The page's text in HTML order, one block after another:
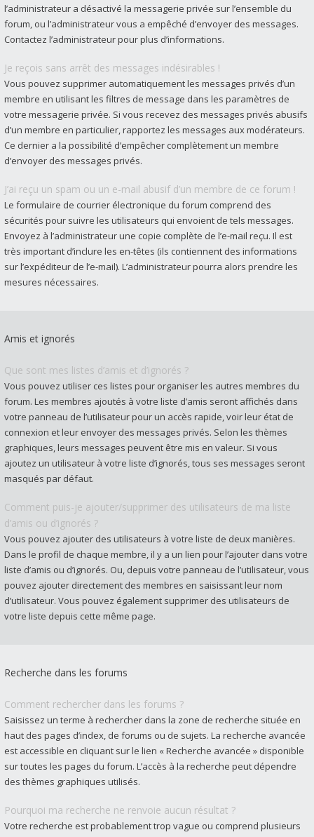
l’administrateur a désactivé la messagerie privée sur l’ensemble du
forum, ou l’administrateur vous a empêché d’envoyer des messages.
Contactez l’administrateur pour plus d’informations.
Je reçois sans arrêt des messages indésirables !
Vous pouvez supprimer automatiquement les messages privés d’un
membre en utilisant les filtres de message dans les paramètres de
votre messagerie privée. Si vous recevez des messages privés abusifs
d’un membre en particulier, rapportez les messages aux modérateurs.
Ce dernier a la possibilité d’empêcher complètement un membre
d’envoyer des messages privés.
J’ai reçu un spam ou un e-mail abusif d’un membre de ce forum !
Le formulaire de courrier électronique du forum comprend des
sécurités pour suivre les utilisateurs qui envoient de tels messages.
Envoyez à l’administrateur une copie complète de l’e-mail reçu. Il est
très important d’inclure les en-têtes (ils contiennent des informations
sur l’expéditeur de l’e-mail). L’administrateur pourra alors prendre les
mesures nécessaires.
Amis et ignorés
Que sont mes listes d’amis et d’ignorés ?
Vous pouvez utiliser ces listes pour organiser les autres membres du
forum. Les membres ajoutés à votre liste d’amis seront affichés dans
votre panneau de l’utilisateur pour un accès rapide, voir leur état de
connexion et leur envoyer des messages privés. Selon les thèmes
graphiques, leurs messages peuvent être mis en valeur. Si vous
ajoutez un utilisateur à votre liste d’ignorés, tous ses messages seront
masqués par défaut.
Comment puis-je ajouter/supprimer des utilisateurs de ma liste
d’amis ou d’ignorés ?
Vous pouvez ajouter des utilisateurs à votre liste de deux manières.
Dans le profil de chaque membre, il y a un lien pour l’ajouter dans votre
liste d’amis ou d’ignorés. Ou, depuis votre panneau de l’utilisateur, vous
pouvez ajouter directement des membres en saisissant leur nom
d’utilisateur. Vous pouvez également supprimer des utilisateurs de
votre liste depuis cette même page.
Recherche dans les forums
Comment rechercher dans les forums ?
Saisissez un terme à rechercher dans la zone de recherche située en
haut des pages d’index, de forums ou de sujets. La recherche avancée
est accessible en cliquant sur le lien « Recherche avancée » disponible
sur toutes les pages du forum. L’accès à la recherche peut dépendre
des thèmes graphiques utilisés.
Pourquoi ma recherche ne renvoie aucun résultat ?
Votre recherche est probablement trop vague ou comprend plusieurs